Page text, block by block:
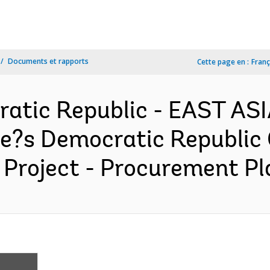
Documents et rapports Cette page en :
Republic - EAST
Democratic
- Procurement